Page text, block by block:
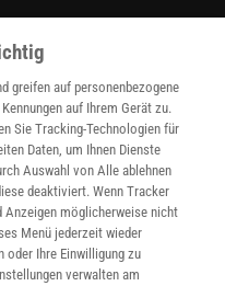
greifen auf personenbezogene
auf Ihrem Gerät zu.
Sie Tracking-Technologien für
Daten, um Ihnen Dienste
Auswahl von Alle ablehnen
deaktiviert. Wenn Tracker
Anzeigen möglicherweise nicht
Menü jederzeit wieder
oder Ihre Einwilligung zu
verwalten am